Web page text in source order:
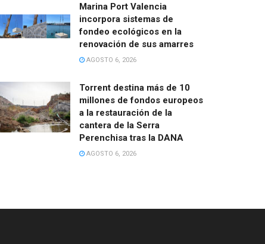
Marina Port Valencia
incorpora sistemas de
fondeo ecológicos en la
renovación de sus amarres
AGOSTO 6, 2026
Torrent destina más de 10
millones de fondos europeos
a la restauración de la
cantera de la Serra
Perenchisa tras la DANA
AGOSTO 6, 2026